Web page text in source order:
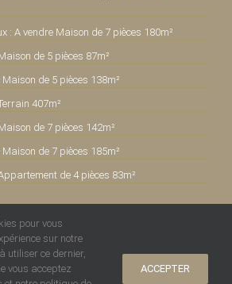
: A vendre Maison de 7 pièces 180m²
de 5 pièces 87m²
de 5 pièces 138m²
407m²
de 7 pièces 142m²
de 7 pièces 185m²
de 4 pièces 83m²
pour vous
sur notre
utiliser ce dernier,
vous acceptez
ACCEPTER